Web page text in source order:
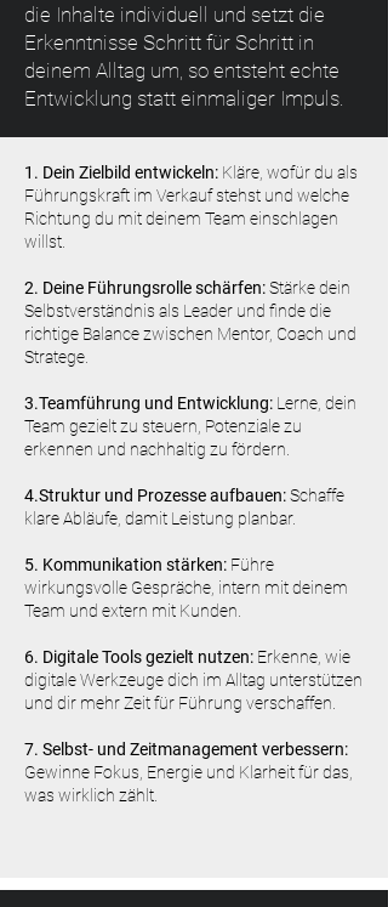
die Inhalte individuell und setzt die
Erkenntnisse Schritt für Schritt in
deinem Alltag um, so entsteht echte
Entwicklung statt einmaliger Impuls.
1. Dein Zielbild entwickeln: Kläre, wofür du als
Führungskraft im Verkauf stehst und welche
Richtung du mit deinem Team einschlagen
willst.
2. Deine Führungsrolle schärfen:Stärke dein
Selbstverständnis als Leader und finde die
richtige Balance zwischen Mentor, Coach und
Stratege.
3.Teamführung und Entwicklung: Lerne, dein
Team gezielt zu steuern, Potenziale zu
erkennen und nachhaltig zu fördern.
4.Struktur und Prozesse aufbauen:Schaffe
klare Abläufe, damit Leistung planbar.
5. Kommunikation stärken: Führe
wirkungsvolle Gespräche, intern mit deinem
Team und extern mit Kunden.
6. Digitale Tools gezielt nutzen: Erkenne, wie
digitale Werkzeuge dich im Alltag unterstützen
und dir mehr Zeit für Führung verschaffen.
7. Selbst- und Zeitmanagement verbessern:
Gewinne Fokus, Energie und Klarheit für das,
was wirklich zählt.